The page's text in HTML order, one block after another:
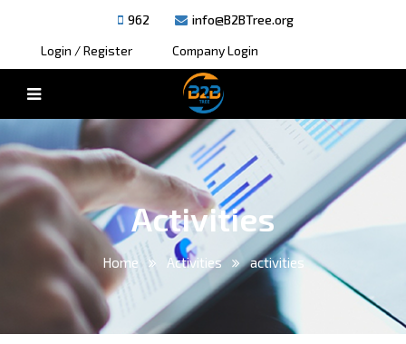
962
info@B2BTree.org
Login / Register
Company Login
Activities
Home Activities activities